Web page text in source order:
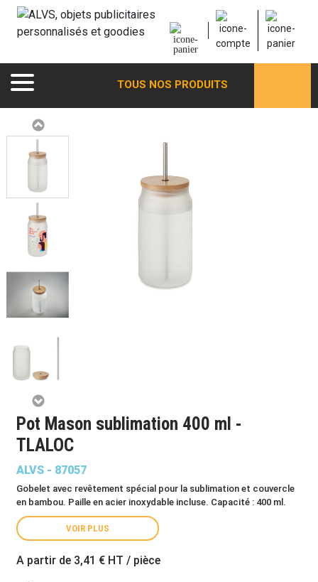
TOUS NOS PRODUITS
Pot Mason sublimation 400 ml -
TLALOC
ALVS - 87057
Gobelet avec revêtement spécial pour la sublimation et couvercle
en bambou. Paille en acier inoxydable incluse. Capacité : 400 ml.
VOIR PLUS
A partir de 3,41 € HT / pièce